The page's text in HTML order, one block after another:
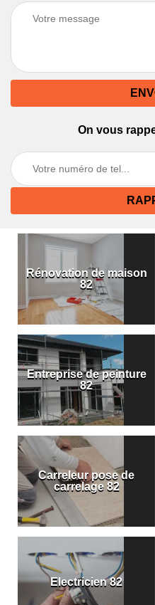
On vous
Rénovation de maison
82
Entreprise de peinture
82
Carreleur pose de
carrelage 82
Electricien 82